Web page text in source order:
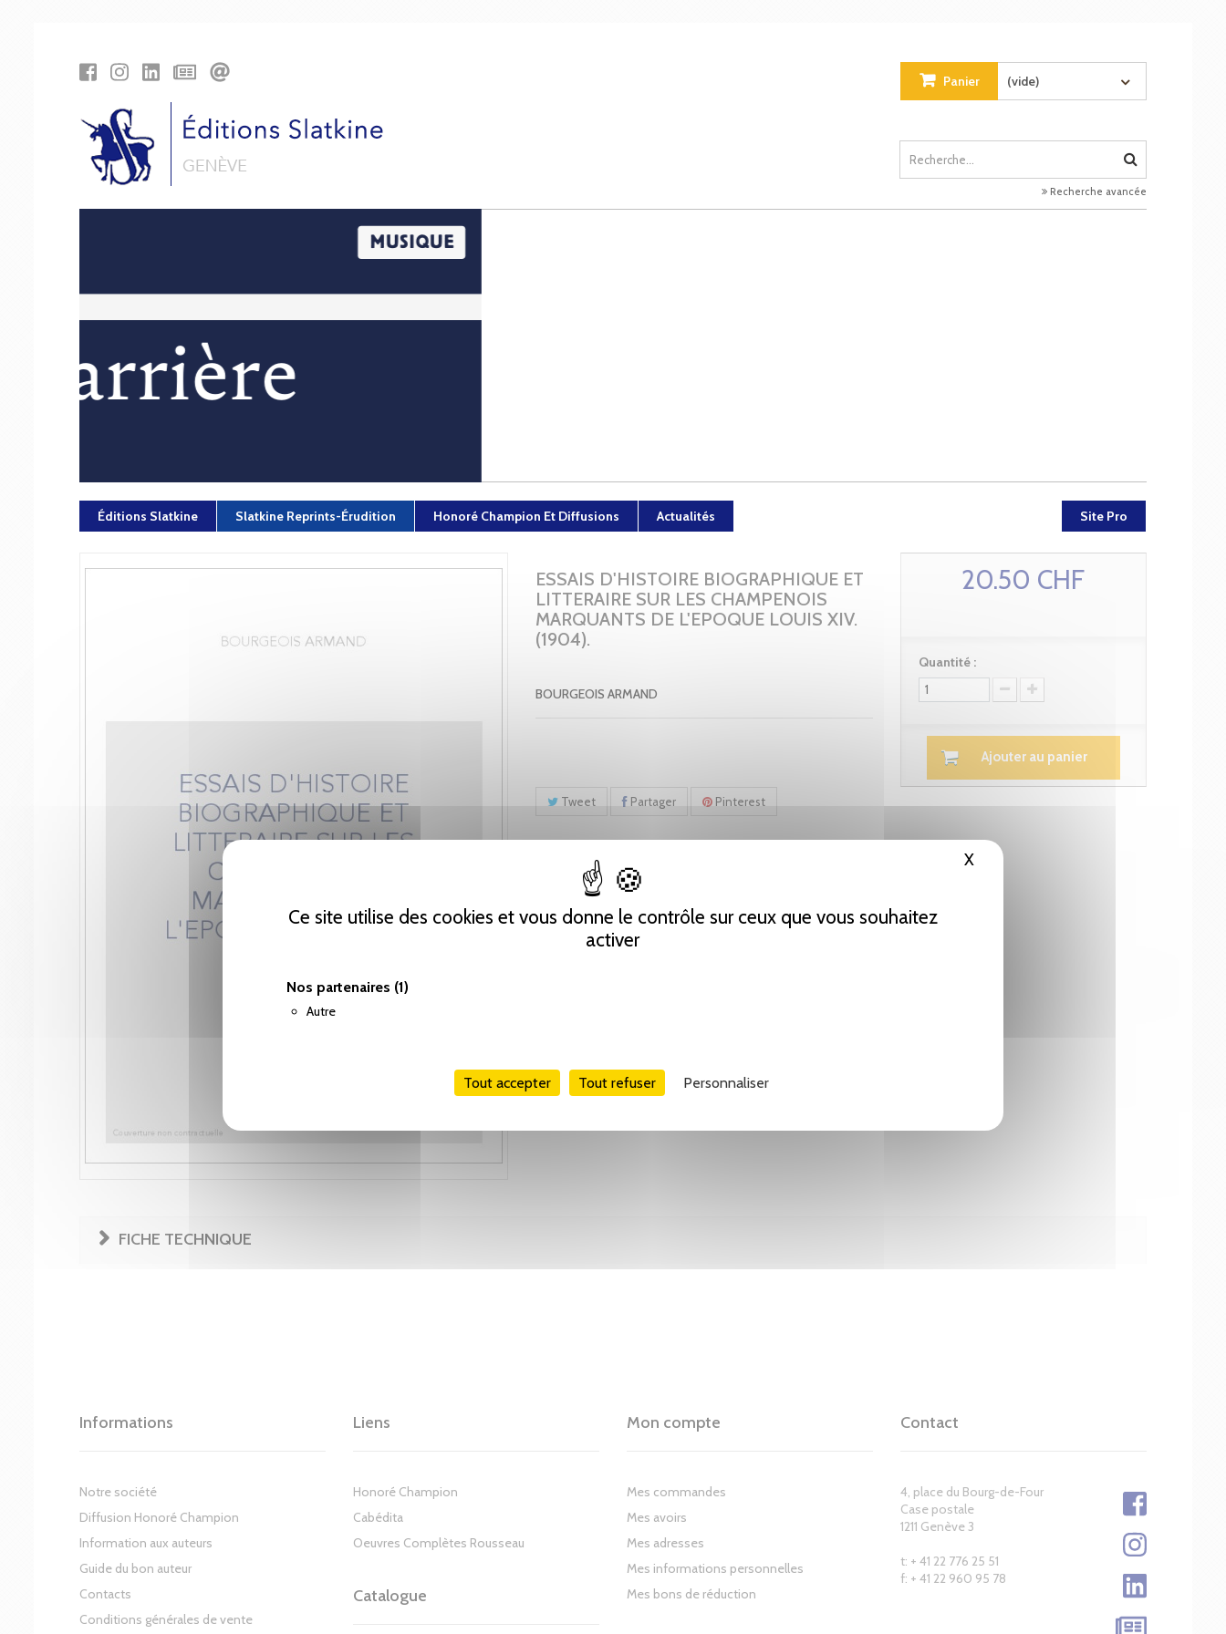
Ce site utilise des cookies et vous donne le contrôle sur ceux que vous souhaitez
activer
Nos partenaires (1)
Autre
Tout accepter Tout refuser Personnaliser
X Masquer le bandeau des cookies
Panier (vide)
Recherche avancée
Éditions Slatkine Slatkine Reprints-Érudition Honoré Champion Et Diffusions Actualités Site Pro
ESSAIS D'HISTOIRE BIOGRAPHIQUE ET
LITTERAIRE SUR LES CHAMPENOIS
MARQUANTS DE L'EPOQUE LOUIS XIV.
(1904).
BOURGEOIS ARMAND
Tweet Partager Pinterest
20.50 CHF
Quantité :
Ajouter au panier
FICHE TECHNIQUE
Informations
Notre société
Diffusion Honoré Champion
Information aux auteurs
Guide du bon auteur
Contacts
Conditions générales de vente
Liens
Honoré Champion
Cabédita
Oeuvres Complètes Rousseau
Catalogue
Mon compte
Mes commandes
Mes avoirs
Mes adresses
Mes informations personnelles
Mes bons de réduction
Contact
4, place du Bourg-de-Four
Case postale
1211 Genève 3
t: + 41 22 776 25 51
f: + 41 22 960 95 78